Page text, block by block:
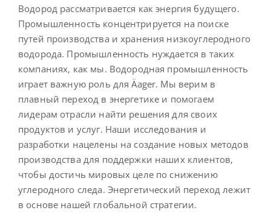
Русский
Водород рассматривается как энергия будущего.
Промышленность концентрируется на поиске
путей производства и хранения низкоуглеродного
водорода. Промышленность нуждается в таких
компаниях, как мы. Водородная промышленность
играет важную роль для Äager. Мы верим в
плавный переход в энергетике и помогаем
лидерам отрасли найти решения для своих
продуктов и услуг. Наши исследования и
разработки нацелены на создание новых методов
производства для поддержки наших клиентов,
чтобы достичь мировых целе по снижению
углеродного следа. Энергетический переход лежит
в основе нашей глобальной стратегии.